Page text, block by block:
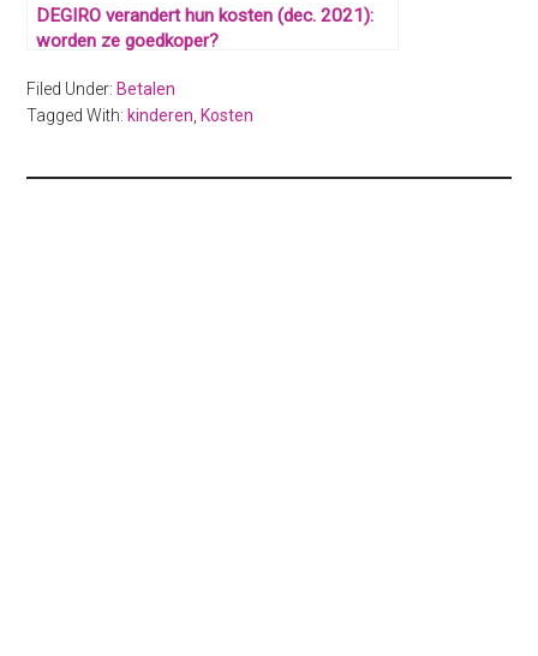
DEGIRO verandert hun kosten (dec. 2021):
worden ze goedkoper?
Filed Under: Betalen
Tagged With: kinderen, Kosten